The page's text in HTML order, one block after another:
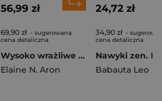
56,99 zł
69,90 zł - sugerowana
cena detaliczna
Wysoko wrażliwe dziecko Jak je zrozumieć i pomóc mu żyć w przytłaczającym świecie?
Elaine N. Aron
24,72 zł
34,90 zł -
cena detaliczna
Babauta Leo